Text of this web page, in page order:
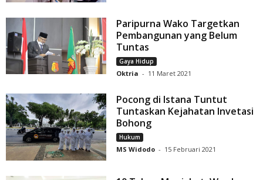
Paripurna Wako Targetkan
Pembangunan yang Belum
Tuntas
Gaya Hidup
Oktria - 11 Maret 2021
Pocong di Istana Tuntut
Tuntaskan Kejahatan Invetasi
Bohong
Hukum
MS Widodo - 15 Februari 2021